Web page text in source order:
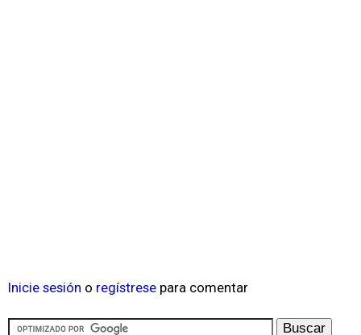
Inicie sesión o regístrese para comentar